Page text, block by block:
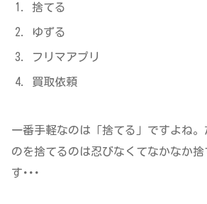
捨てる
ゆずる
フリマアプリ
買取依頼
一番手軽なのは「捨てる」ですよね
のを捨てるのは忍びなくてなかなか
す･･･